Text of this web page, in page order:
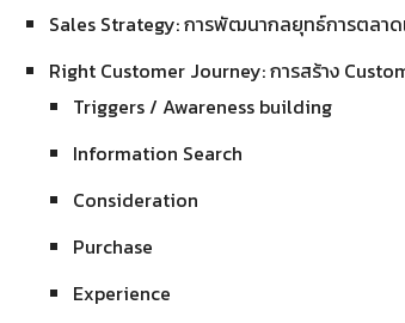
Sales Strategy: การพัฒนากลยุทธ์การตลาด
Right Customer Journey: การสร้าง
Triggers / Awareness building
Information Search
Consideration
Purchase
Experience